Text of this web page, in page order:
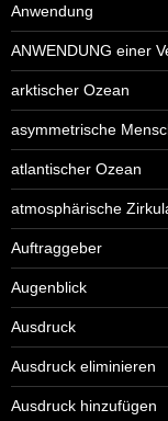
Anwendung
ANWENDUNG einer
arktischer Ozean
asymmetrische
atlantischer Ozean
atmosphärische
Auftraggeber
Augenblick
Ausdruck
Ausdruck eliminieren
Ausdruck hinzufügen